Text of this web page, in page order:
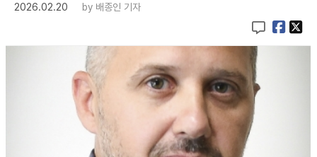
2026.02.20
by 배종인 기자